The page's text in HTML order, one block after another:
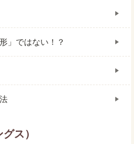
」ではない！？
ス）